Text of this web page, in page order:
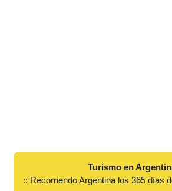
Turismo en
:: Recorriendo Argentina los 365 días